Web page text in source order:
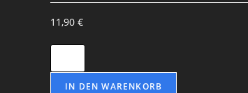
11,90 €
IN DEN WARENKORB